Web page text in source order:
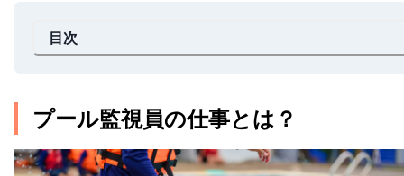
目次
プール監視員の仕事とは？